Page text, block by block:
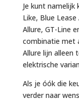
Je kunt namelijk
Like, Blue
Allure, GT-Line
combinatie met
Allure lijn alleen
elektrische
Als je óók die
verder naar